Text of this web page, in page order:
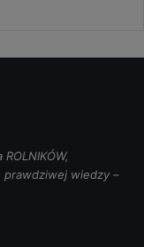
prawdziwej wiedzy –